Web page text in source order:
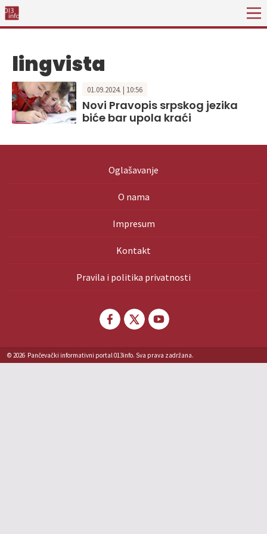
lingvista
01.09.2024. | 10:56
Novi Pravopis srpskog jezika
biće bar upola kraći
Oglašavanje
O nama
Impresum
Kontakt
Pravila i politika privatnosti
© 2026 Pančevački informativni portal 013info. Sva prava zadržana.